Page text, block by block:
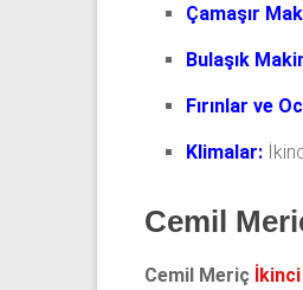
Çamaşır
Bulaşık
Fırınlar ve
Klimalar:
Cemil
Cemil Meriç